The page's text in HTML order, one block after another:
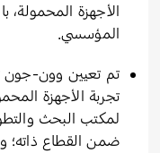
الأجهزة المحمولة،
المؤسسي.
تم تعيين وون-جون
تجربة الأجهزة
لمكتب البحث
ضمن القطاع